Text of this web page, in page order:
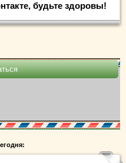
будьте здоровы!